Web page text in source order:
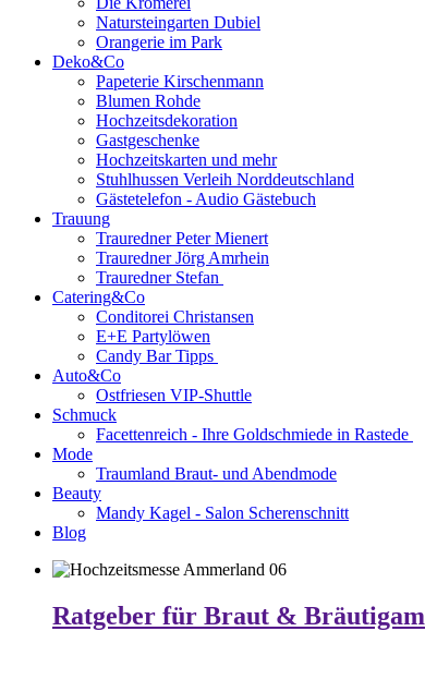
Natursteingarten Dubiel
Orangerie im Park
Deko&Co
Papeterie Kirschenmann
Blumen Rohde
Hochzeitsdekoration
Gastgeschenke
Hochzeitskarten und mehr
Stuhlhussen Verleih Norddeutschland
Gästetelefon - Audio Gästebuch
Trauung
Trauredner Peter Mienert
Trauredner Jörg Amrhein
Trauredner Stefan
Catering&Co
Conditorei Christansen
E+E Partylöwen
Candy Bar Tipps
Auto&Co
Ostfriesen VIP-Shuttle
Schmuck
Facettenreich - Ihre Goldschmiede in Rastede
Mode
Traumland Braut- und Abendmode
Beauty
Mandy Kagel - Salon Scherenschnitt
Blog
Ratgeber für Braut & Bräutigam